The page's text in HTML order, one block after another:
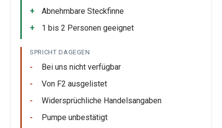
Abnehmbare Steckfinne
1 bis 2 Personen geeignet
SPRICHT DAGEGEN
Bei uns nicht verfügbar
Von F2 ausgelistet
Widersprüchliche Handelsangaben
Pumpe unbestätigt